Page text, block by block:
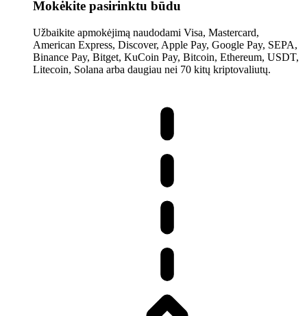
Mokėkite pasirinktu būdu
Užbaikite apmokėjimą naudodami Visa, Mastercard,
American Express, Discover, Apple Pay, Google Pay, SEPA,
Binance Pay, Bitget, KuCoin Pay, Bitcoin, Ethereum, USDT,
Litecoin, Solana arba daugiau nei 70 kitų kriptovaliutų.